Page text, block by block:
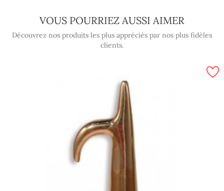
VOUS POURRIEZ AUSSI AIMER
Découvrez nos produits les plus appréciés par nos plus fidèles
clients.